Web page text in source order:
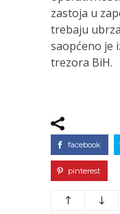
zastoja u
trebaju
saopćeno je
trezora BiH.
facebook
pinterest